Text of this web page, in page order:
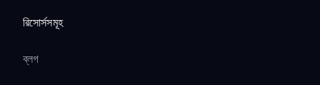
রিসোর্সসমূহ
ব্লগ